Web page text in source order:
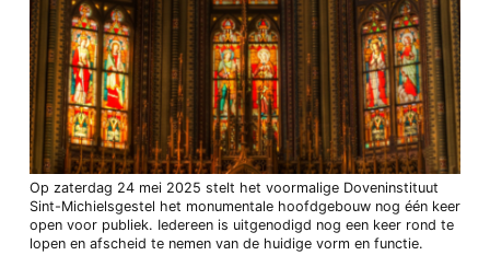
Op zaterdag 24 mei 2025 stelt het voormalige Doveninstituut
Sint-Michielsgestel het monumentale hoofdgebouw nog één keer
open voor publiek. Iedereen is uitgenodigd nog een keer rond te
lopen en afscheid te nemen van de huidige vorm en functie.